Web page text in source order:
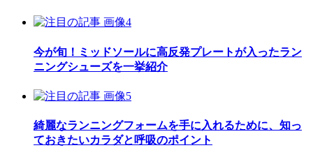
今が旬！ミッドソールに高反発プレートが入ったラン
ニングシューズを一挙紹介
綺麗なランニングフォームを手に入れるために、知っ
ておきたいカラダと呼吸のポイント